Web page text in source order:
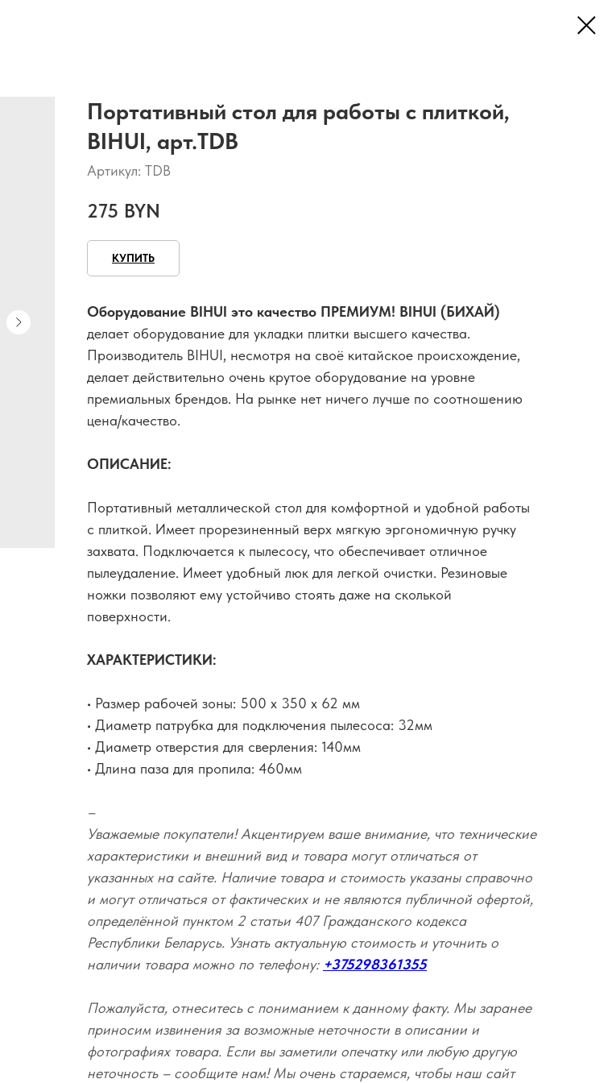
Портативный стол для работы с плиткой,
BIHUI, арт.TDB
Артикул: TDB
275 BYN
КУПИТЬ
Оборудование BIHUI это качество ПРЕМИУМ! BIHUI (БИХАЙ)
делает оборудование для укладки плитки высшего качества.
Производитель BIHUI, несмотря на своё китайское происхождение,
делает действительно очень крутое оборудование на уровне
премиальных брендов. На рынке нет ничего лучше по соотношению
цена/качество.
ОПИСАНИЕ:
Портативный металлической стол для комфортной и удобной работы
с плиткой. Имеет прорезиненный верх мягкую эргономичную ручку
захвата. Подключается к пылесосу, что обеспечивает отличное
пылеудаление. Имеет удобный люк для легкой очистки. Резиновые
ножки позволяют ему устойчиво стоять даже на сколькой
поверхности.
ХАРАКТЕРИСТИКИ:
• Размер рабочей зоны: 500 x 350 x 62 мм
• Диаметр патрубка для подключения пылесоса: 32мм
• Диаметр отверстия для сверления: 140мм
• Длина паза для пропила: 460мм
–
Уважаемые покупатели! Акцентируем ваше внимание, что технические
характеристики и внешний вид и товара могут отличаться от
указанных на сайте. Наличие товара и стоимость указаны справочно
и могут отличаться от фактических и не являются публичной офертой,
определённой пунктом 2 статьи 407 Гражданского кодекса
Республики Беларусь. Узнать актуальную стоимость и уточнить о
наличии товара можно по телефону: +375298361355
Пожалуйста, отнеситесь с пониманием к данному факту. Мы заранее
приносим извинения за возможные неточности в описании и
фотографиях товара. Если вы заметили опечатку или любую другую
неточность – сообщите нам! Мы очень стараемся, чтобы наш сайт